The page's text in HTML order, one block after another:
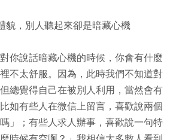
貌，別人聽起來卻是暗藏心機
你說話暗藏心機的時候，你會有什麼
不太舒服。因為，此時我們不知道對
總覺得自己在被別人利用，當然會有
如有些人在微信上留言，喜歡說兩個
」；有些人求人辦事，喜歡說一句特